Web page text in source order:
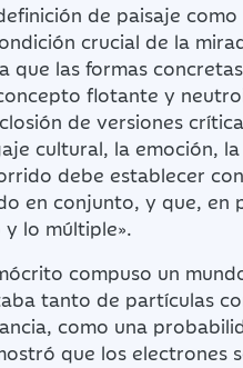
de paisaje
crucial de la
que las formas
flotante y
de versiones
cultural, la emoción,
debe establecer
en conjunto, y que, en
y lo múltiple».
compuso un
tanto de partículas
como una
que los electrones